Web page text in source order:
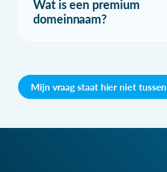
Wat is een premium
domeinnaam?
Mijn vraag staat hier niet tussen